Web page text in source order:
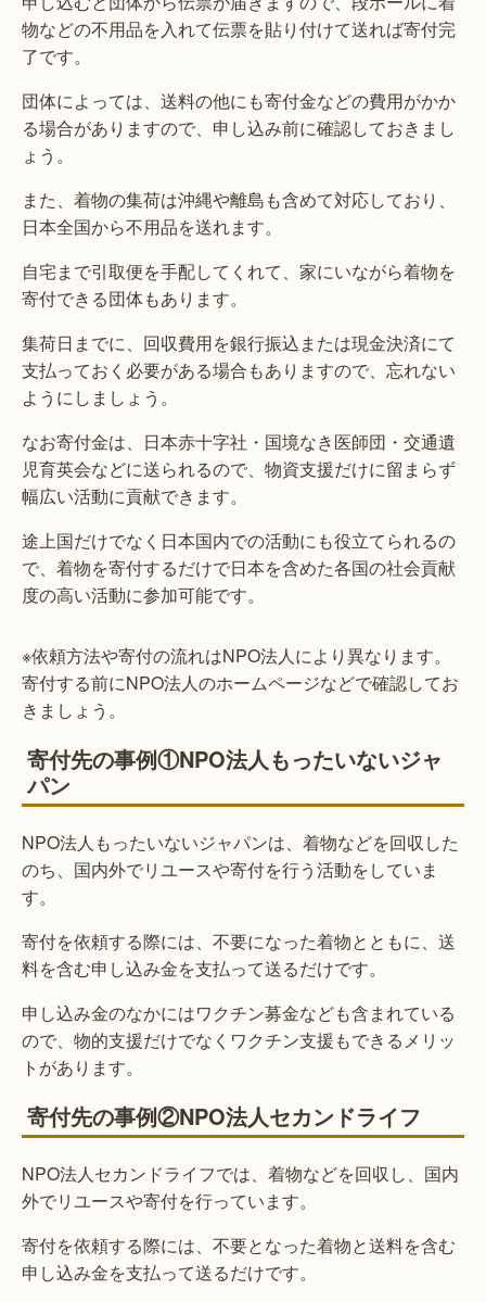
物などの不用品を入れて伝票を貼り付けて送れば寄付完
了です。
団体によっては、送料の他にも寄付金などの費用がかか
る場合がありますので、申し込み前に確認しておきまし
ょう。
また、着物の集荷は沖縄や離島も含めて対応しており、
日本全国から不用品を送れます。
自宅まで引取便を手配してくれて、家にいながら着物を
寄付できる団体もあります。
集荷日までに、回収費用を銀行振込または現金決済にて
支払っておく必要がある場合もありますので、忘れない
ようにしましょう。
なお寄付金は、日本赤十字社・国境なき医師団・交通遺
児育英会などに送られるので、物資支援だけに留まらず
幅広い活動に貢献できます。
途上国だけでなく日本国内での活動にも役立てられるの
で、着物を寄付するだけで日本を含めた各国の社会貢献
度の高い活動に参加可能です。
※依頼方法や寄付の流れはNPO法人により異なります。
寄付する前にNPO法人のホームページなどで確認してお
きましょう。
寄付先の事例①NPO法人もったいないジャ
パン
NPO法人もったいないジャパンは、着物などを回収した
のち、国内外でリユースや寄付を行う活動をしていま
す。
寄付を依頼する際には、不要になった着物とともに、送
料を含む申し込み金を支払って送るだけです。
申し込み金のなかにはワクチン募金なども含まれている
ので、物的支援だけでなくワクチン支援もできるメリッ
トがあります。
寄付先の事例②NPO法人セカンドライフ
NPO法人セカンドライフでは、着物などを回収し、国内
外でリユースや寄付を行っています。
寄付を依頼する際には、不要となった着物と送料を含む
申し込み金を支払って送るだけです。